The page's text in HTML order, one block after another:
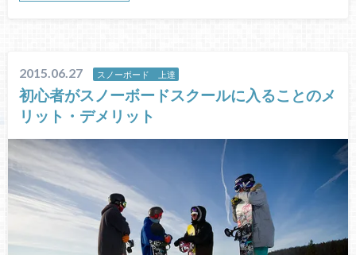
2015.06.27 スノーボード 上達
初心者がスノーボードスクールに入ることのメ
リット・デメリット